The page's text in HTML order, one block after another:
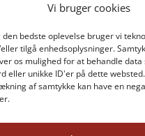
Vi bruger cookies
den bedste oplevelse bruger vi
tilgå enhedsoplysninger.
os mulighed for at behandle data
eller unikke ID'er på dette
af samtykke kan have en
Kattehjem